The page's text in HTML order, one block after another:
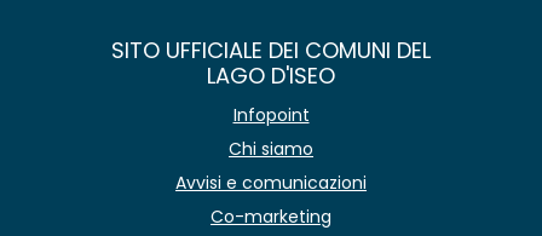
SITO UFFICIALE DEI COMUNI DEL
LAGO D'ISEO
Infopoint
Chi siamo
Avvisi e comunicazioni
Co-marketing